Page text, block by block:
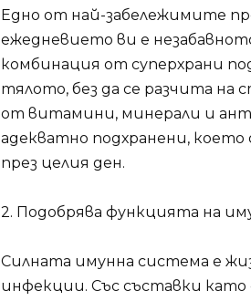
Едно от най-забележимите
ежедневието ви е
комбинация от суперхрани
тялото, без да се разчита на
от витамини, минерали и
адекватно подхранени,
през целия ден.
2. Подобрява функцията на
Силната имунна система е
инфекции. Със съставки като